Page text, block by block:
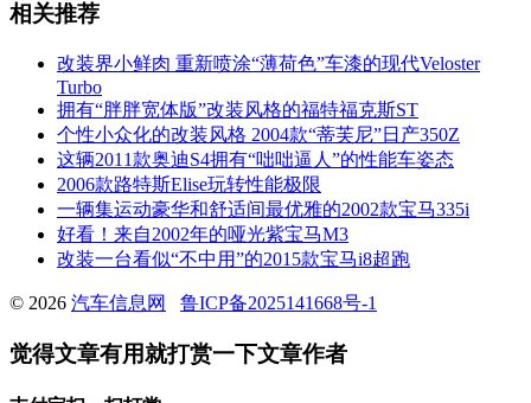
相关推荐
改装界小鲜肉 重新喷涂“薄荷色”车漆的现代Veloster
Turbo
拥有“胖胖宽体版”改装风格的福特福克斯ST
个性小众化的改装风格 2004款“蒂芙尼”日产350Z
这辆2011款奥迪S4拥有“咄咄逼人”的性能车姿态
2006款路特斯Elise玩转性能极限
一辆集运动豪华和舒适间最优雅的2002款宝马335i
好看！来自2002年的哑光紫宝马M3
改装一台看似“不中用”的2015款宝马i8超跑
© 2026 汽车信息网 鲁ICP备2025141668号-1
觉得文章有用就打赏一下文章作者